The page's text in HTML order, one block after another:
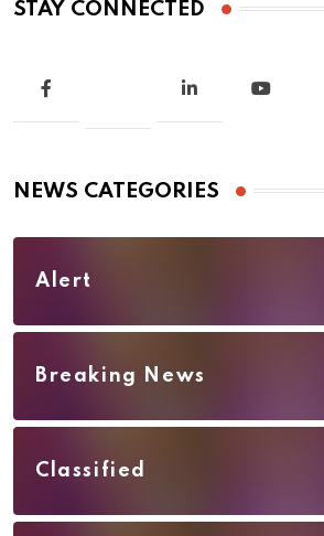
STAY CONNECTED
NEWS CATEGORIES
Alert
Breaking News
Classified